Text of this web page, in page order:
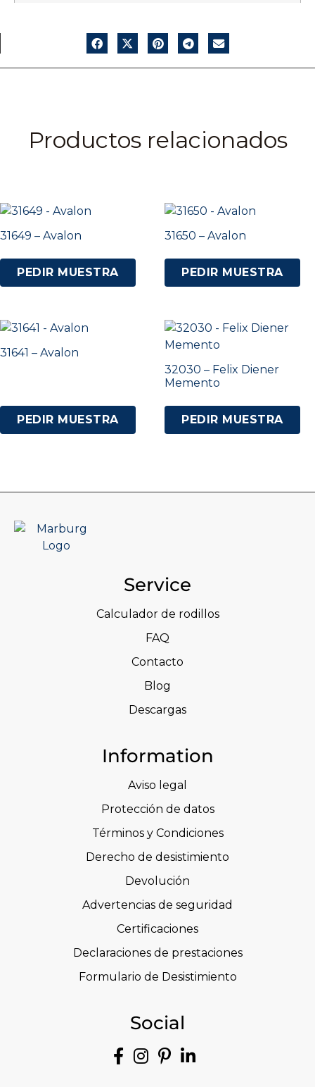
Productos relacionados
31649 – Avalon
PEDIR MUESTRA
31650 – Avalon
PEDIR MUESTRA
31641 – Avalon
PEDIR MUESTRA
32030 – Felix Diener
Memento
PEDIR MUESTRA
Service
Calculador de rodillos
FAQ
Contacto
Blog
Descargas
Information
Aviso legal
Protección de datos
Términos y Condiciones
Derecho de desistimiento
Devolución
Advertencias de seguridad
Certificaciones
Declaraciones de prestaciones
Formulario de Desistimiento
Social